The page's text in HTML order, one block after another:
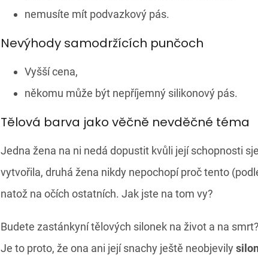
nemusíte mít podvazkový pás.
Nevýhody samodržících punčoch
Vyšší cena,
někomu může být nepříjemný silikonový pás.
Tělová barva jako věčně nevděčné téma
Jedna žena na ni nedá dopustit kvůli její schopnosti
vytvořila, druhá žena nikdy nepochopí proč tento
natož na očích ostatních. Jak jste na tom vy?
Budete zastánkyní tělových silonek na život a na
Je to proto, že ona ani její snachy ještě neobjevily